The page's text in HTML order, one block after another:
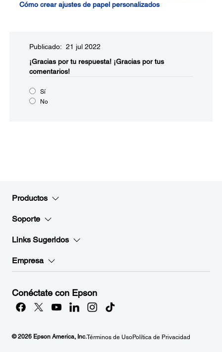
Cómo crear ajustes de papel personalizados
Publicado: 21 jul 2022
¡Gracias por tu respuesta! ¡Gracias por tus
comentarios!
Sí
No
Productos
Soporte
Links Sugeridos
Empresa
Conéctate con Epson
© 2026 Epson America, Inc.Términos de UsoPolítica de Privacidad